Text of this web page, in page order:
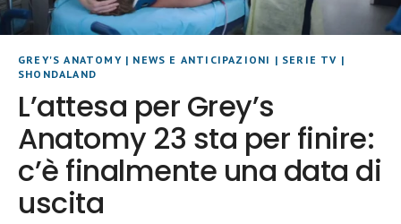
GREY'S ANATOMY| NEWS E ANTICIPAZIONI | SERIE TV |
SHONDALAND
L’attesa per Grey’s
Anatomy 23 sta per finire:
c’è finalmente una data di
uscita